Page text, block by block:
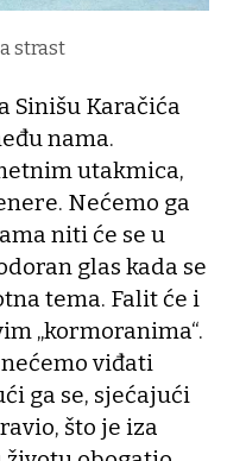
strast
Sinišu Karačića
nama.
utakmica,
Nećemo ga
niti će se u
glas kada se
tema. Falit će i
„kormoranima“.
viđati
ga se, sjećajući
što je iza